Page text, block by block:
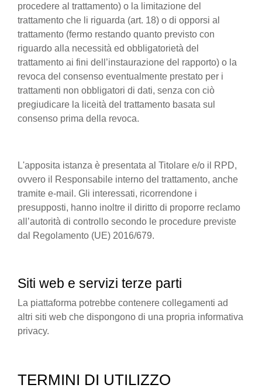
procedere al trattamento) o la limitazione del
trattamento che li riguarda (art. 18) o di opporsi al
trattamento (fermo restando quanto previsto con
riguardo alla necessità ed obbligatorietà del
trattamento ai fini dell’instaurazione del rapporto) o la
revoca del consenso eventualmente prestato per i
trattamenti non obbligatori di dati, senza con ciò
pregiudicare la liceità del trattamento basata sul
consenso prima della revoca.
L'apposita istanza è presentata al Titolare e/o il RPD,
ovvero il Responsabile interno del trattamento, anche
tramite e-mail. Gli interessati, ricorrendone i
presupposti, hanno inoltre il diritto di proporre reclamo
all’autorità di controllo secondo le procedure previste
dal Regolamento (UE) 2016/679.
Siti web e servizi terze parti
La piattaforma potrebbe contenere collegamenti ad
altri siti web che dispongono di una propria informativa
privacy.
TERMINI DI UTILIZZO